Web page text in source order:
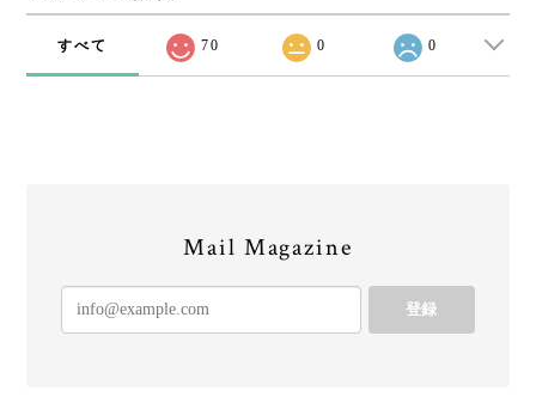
すべて 70 0 0
Mail Magazine
登録